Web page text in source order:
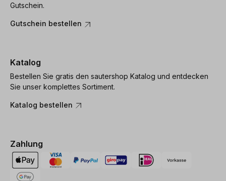
Gutschein.
Gutschein bestellen
Katalog
Bestellen Sie gratis den sautershop Katalog und entdecken
Sie unser komplettes Sortiment.
Katalog bestellen
Zahlung